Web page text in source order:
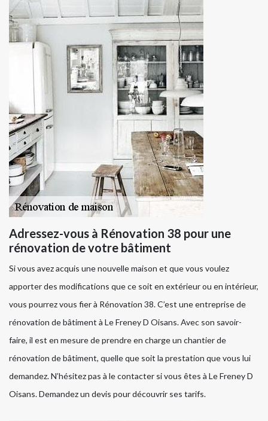
Adressez-vous à Rénovation 38 pour une
rénovation de votre bâtiment
Si vous avez acquis une nouvelle maison et que vous voulez
apporter des modifications que ce soit en extérieur ou en intérieur,
vous pourrez vous fier à Rénovation 38. C’est une entreprise de
rénovation de bâtiment à Le Freney D Oisans. Avec son savoir-
faire, il est en mesure de prendre en charge un chantier de
rénovation de bâtiment, quelle que soit la prestation que vous lui
demandez. N’hésitez pas à le contacter si vous êtes à Le Freney D
Oisans. Demandez un devis pour découvrir ses tarifs.